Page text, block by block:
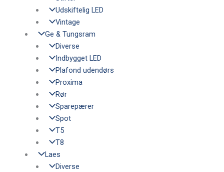
Udskiftelig LED
Vintage
Ge & Tungsram
Diverse
Indbygget LED
Plafond udendørs
Proxima
Rør
Sparepærer
Spot
T5
T8
Laes
Diverse